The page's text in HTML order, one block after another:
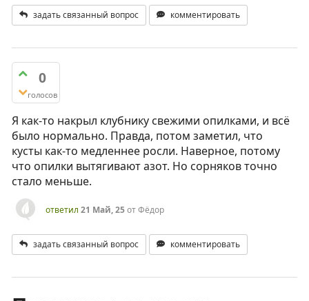
задать связанный вопрос комментировать
0
голосов
Я как-то накрыл клубнику свежими опилками, и всё
было нормально. Правда, потом заметил, что
кусты как-то медленнее росли. Наверное, потому
что опилки вытягивают азот. Но сорняков точно
стало меньше.
ответил 21 Май, 25отФёдор
задать связанный вопрос комментировать